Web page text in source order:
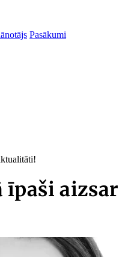
Pasākumi
īpaši